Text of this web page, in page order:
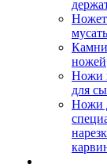
Камни
ножей
Ножи
для
Ножи